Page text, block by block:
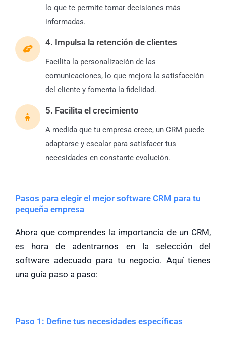
lo que te permite tomar decisiones más
informadas.
4. Impulsa la retención de clientes
Facilita la personalización de las
comunicaciones, lo que mejora la satisfacción
del cliente y fomenta la fidelidad.
5. Facilita el crecimiento
A medida que tu empresa crece, un CRM puede
adaptarse y escalar para satisfacer tus
necesidades en constante evolución.
Pasos para elegir el mejor software CRM para tu
pequeña empresa
Ahora que comprendes la importancia de un CRM,
es hora de adentrarnos en la selección del
software adecuado para tu negocio. Aquí tienes
una guía paso a paso:
Paso 1: Define tus necesidades específicas